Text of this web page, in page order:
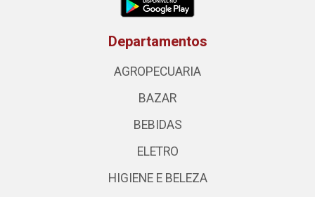
Departamentos
AGROPECUARIA
BAZAR
BEBIDAS
ELETRO
HIGIENE E BELEZA